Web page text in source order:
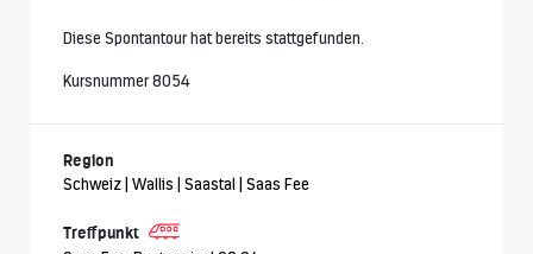
Diese Spontantour hat bereits stattgefunden.
Kursnummer 8054
Region
Schweiz | Wallis | Saastal | Saas Fee
Treffpunkt